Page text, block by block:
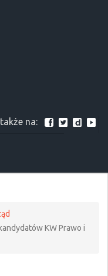
na:
KW Prawo i